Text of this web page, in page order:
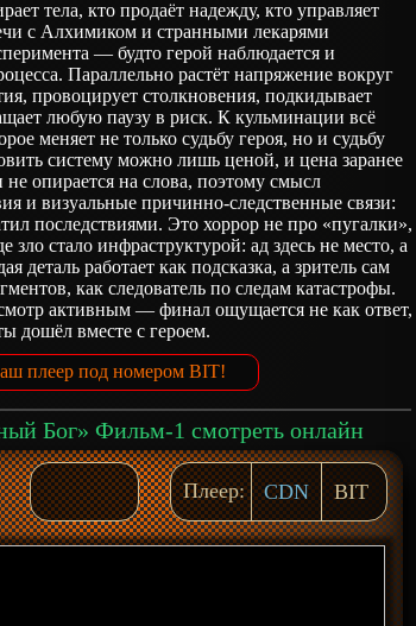
тела, кто продаёт надежду, кто управляет
с Алхимиком и странными лекарями
— будто герой наблюдается и
Параллельно растёт напряжение вокруг
провоцирует столкновения, подкидывает
любую паузу в риск. К кульминации всё
меняет не только судьбу героя, но и судьбу
систему можно лишь ценой, и цена заранее
опирается на слова, поэтому смысл
и визуальные причинно‑следственные связи:
последствиями. Это хоррор не про «пугалки»,
зло стало инфраструктурой: ад здесь не место, а
деталь работает как подсказка, а зритель сам
как следователь по следам катастрофы.
активным — финал ощущается не как ответ,
дошёл вместе с героем.
плеер под номером BIT!
Бог» Фильм-1 смотреть онлайн
Плеер: CDN BIT